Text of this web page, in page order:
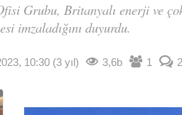
Grubu, Britanyalı enerji ve
imzaladığını duyurdu.
10:30 (3 yıl) 3,6b 1